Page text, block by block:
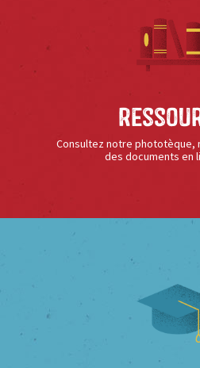
Consultez notre
des documents en